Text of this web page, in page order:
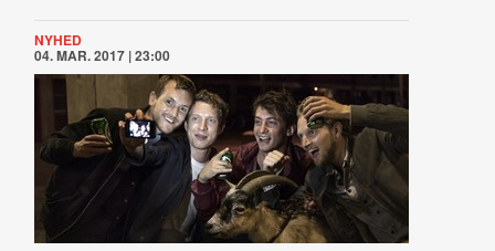
NYHED
04. MAR. 2017 | 23:00